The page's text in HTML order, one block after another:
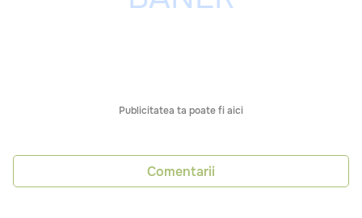
Publicitatea ta poate fi aici
Comentarii